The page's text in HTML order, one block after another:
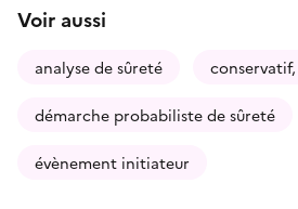
Voir aussi
analyse de sûreté
démarche probabiliste de sûreté
évènement initiateur